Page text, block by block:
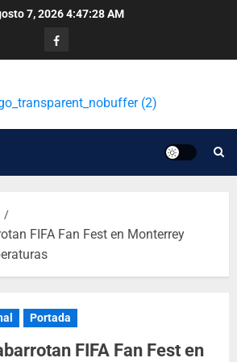
7, 20264:47:28 AM
FIFA Fan Fest en Monterrey
Portada
FIFA Fan Fest en